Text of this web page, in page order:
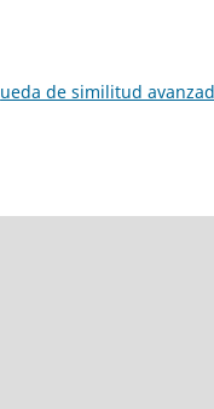
de similitud